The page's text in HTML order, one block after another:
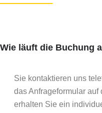
Wie läuft die Buchung
Sie kontaktieren uns
das Anfrageformular
erhalten Sie ein